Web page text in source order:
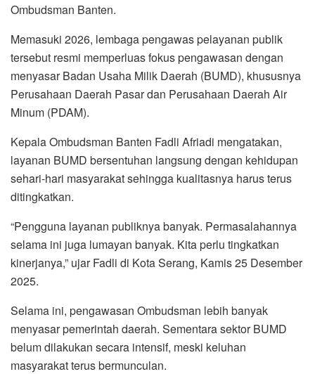
Ombudsman Banten.
Memasuki 2026, lembaga pengawas pelayanan publik
tersebut resmi memperluas fokus pengawasan dengan
menyasar Badan Usaha Milik Daerah (BUMD), khususnya
Perusahaan Daerah Pasar dan Perusahaan Daerah Air
Minum (PDAM).
Kepala Ombudsman Banten Fadli Afriadi mengatakan,
layanan BUMD bersentuhan langsung dengan kehidupan
sehari-hari masyarakat sehingga kualitasnya harus terus
ditingkatkan.
“Pengguna layanan publiknya banyak. Permasalahannya
selama ini juga lumayan banyak. Kita perlu tingkatkan
kinerjanya,” ujar Fadli di Kota Serang, Kamis 25 Desember
2025.
Selama ini, pengawasan Ombudsman lebih banyak
menyasar pemerintah daerah. Sementara sektor BUMD
belum dilakukan secara intensif, meski keluhan
masyarakat terus bermunculan.